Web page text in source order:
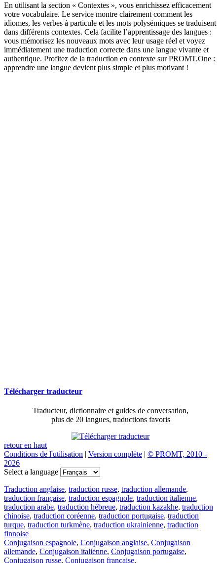
En utilisant la section « Contextes », vous enrichissez efficacement
votre vocabulaire. Le service montre clairement comment les
idiomes, les verbes à particule et les mots polysémiques se traduisent
dans différents contextes. Cela facilite l’apprentissage des langues :
vous mémorisez les nouveaux mots avec leur usage réel et voyez
immédiatement une traduction correcte dans une langue vivante et
authentique. Profitez de la traduction en contexte sur PROMT.One :
apprendre une langue devient plus simple et plus motivant !
Télécharger traducteur
Traducteur, dictionnaire et guides de conversation,
plus de 20 langues, traductions favoris
retour en haut
Conditions de l'utilisation | Version complète | © PROMT, 2010 -
2026
Select a language
Traduction anglaise, traduction russe, traduction allemande,
traduction française, traduction espagnole, traduction italienne,
traduction arabe, traduction hébreue, traduction kazakhe, traduction
chinoise, traduction coréenne, traduction portugaise, traduction
turque, traduction turkmène, traduction ukrainienne, traduction
finnoise
Conjugaison espagnole, Conjugaison anglaise, Conjugaison
allemande, Conjugaison italienne, Conjugaison portugaise,
Conjugaison russe, Conjugaison française.